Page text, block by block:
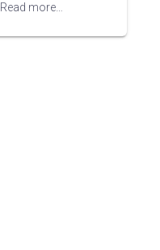
Read more…